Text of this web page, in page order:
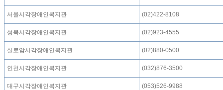
서울시각장애인복지관 (02)422-8108
성북시각장애인복지관 (02)923-4555
실로암시각장애인복지관 (02)880-0500
인천시각장애인복지관 (032)876-3500
대구시각장애인복지관 (053)526-9988